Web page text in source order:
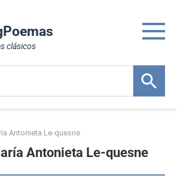
clásicos
Antonieta Le-quesne
Antonieta Le-quesne